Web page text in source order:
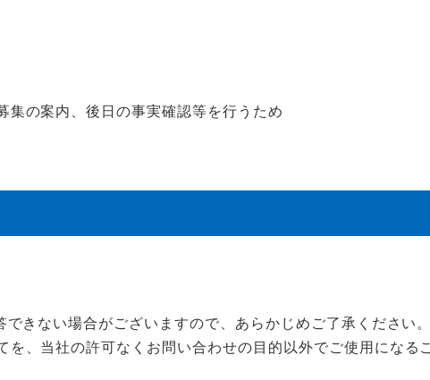
の案内、後日の事実確認等を行うため
きない場合がございますので、あらかじめご了承ください
、当社の許可なくお問い合わせの目的以外でご使用になる